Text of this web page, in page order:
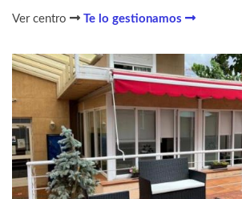
Ver centro Te lo gestionamos